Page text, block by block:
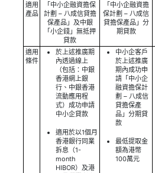
適用
產品
「中小企融資擔保
計劃 – 八成信貸擔
保產品」及中銀
「小企錢」無抵押
貸款
「中小企融資擔
保計劃 – 八成信
貸擔保產品」分
期貸款
適用
條件
於上述推廣期
內透過線上
（包括：中銀
香港網上銀
行、中銀香港
流動應用程
式）成功申請
中小企貸款
適用於以1個月
香港銀行同業
拆息（1-
month
HIBOR）及港
中小企客戶
於上述推廣
期內成功申
請「中小企
融資擔保計
劃 – 八成信
貸擔保產
品」分期貸
款
最低提取金
額為港幣
100萬元